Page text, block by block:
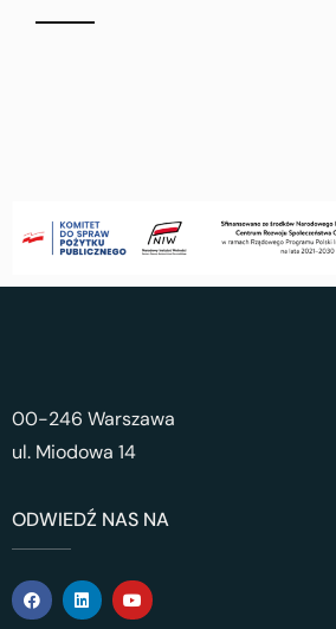
00-246 Warszawa
ul. Miodowa 14
ODWIEDŹ NAS NA